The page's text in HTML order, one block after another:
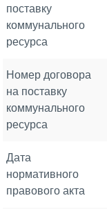
поставку
коммунального
ресурса
Номер договора
на поставку
коммунального
ресурса
Дата
нормативного
правового акта